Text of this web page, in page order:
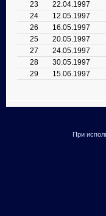
23
22.04.1997
24
12.05.1997
26
16.05.1997
25
20.05.1997
27
24.05.1997
28
30.05.1997
29
15.06.1997
При